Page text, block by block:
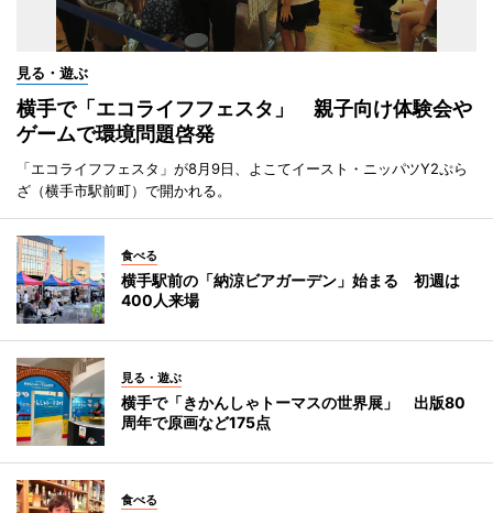
見る・遊ぶ
横手で「エコライフフェスタ」 親子向け体験会や
ゲームで環境問題啓発
「エコライフフェスタ」が8月9日、よこてイースト・ニッパツY2ぷら
ざ（横手市駅前町）で開かれる。
食べる
横手駅前の「納涼ビアガーデン」始まる 初週は
400人来場
見る・遊ぶ
横手で「きかんしゃトーマスの世界展」 出版80
周年で原画など175点
食べる